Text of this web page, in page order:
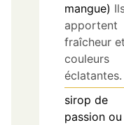
mangue)
apportent
fraîcheur et
couleurs
éclatantes.
sirop de
passion ou